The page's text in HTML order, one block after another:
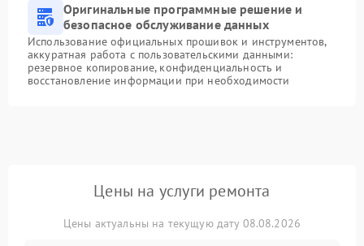
Оригинальные программные решение и
безопасное обслуживание данных
Использование официальных прошивок и инструментов,
аккуратная работа с пользовательскими данными:
резервное копирование, конфиденциальность и
восстановление информации при необходимости
Цены на услуги ремонта
Цены актуальны на текущую дату 08.08.2026